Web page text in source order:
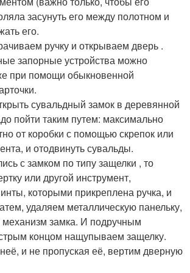
засунуть его между полотном и
его.
ручку и открываем дверь .
запорные устройства можно
при помощи обыкновенной
сувальдный замок в деревянной
пойти таким путем: максимально
от коробки с помощью скрепок или
и отодвинуть сувальды.
с замком по типу защелки , то
или другой инструмент,
которыми прикреплена ручка, и
удаляем металлическую панельку,
замка. И подручным
концом нащупываем защелку.
и не пропуская её, вертим дверную